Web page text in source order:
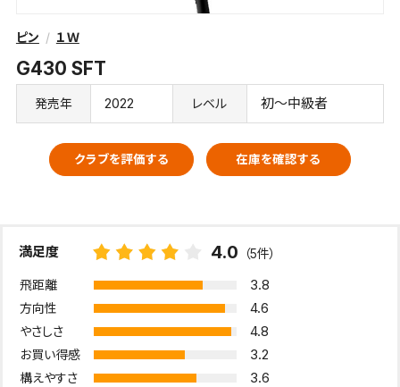
ピン １Ｗ
G430 SFT
発売年 2022 レベル 初～中級者
クラブを評価する 在庫を確認する
満足度 4.0 （5件）
飛距離 3.8
方向性 4.6
やさしさ 4.8
お買い得感 3.2
構えやすさ 3.6